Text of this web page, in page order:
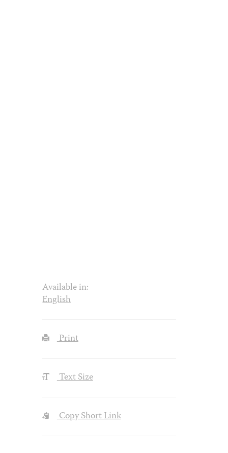
Available in:
English
Print
Text Size
Copy Short Link